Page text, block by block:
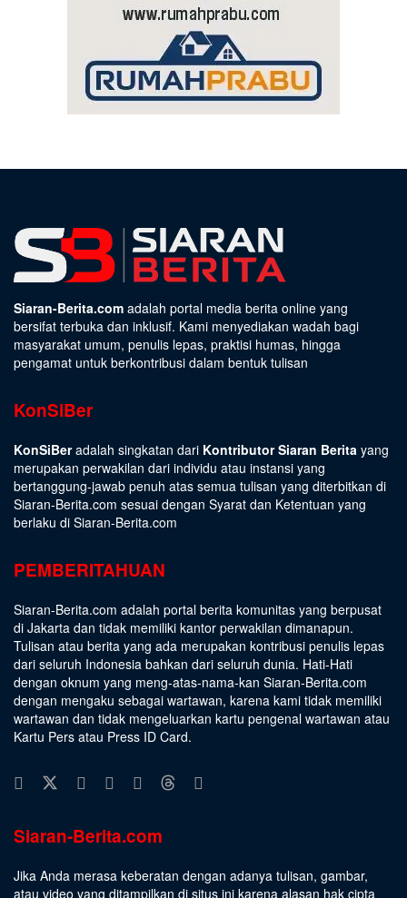
Siaran-Berita.com adalah portal media berita online yang
bersifat terbuka dan inklusif. Kami menyediakan wadah bagi
masyarakat umum, penulis lepas, praktisi humas, hingga
pengamat untuk berkontribusi dalam bentuk tulisan
KonSiBer
KonSiBeradalah singkatan dari Kontributor Siaran Berita yang
merupakan perwakilan dari individu atau instansi yang
bertanggung-jawab penuh atas semua tulisan yang diterbitkan di
Siaran-Berita.com sesuai dengan Syarat dan Ketentuan yang
berlaku di Siaran-Berita.com
PEMBERITAHUAN
Siaran-Berita.com adalah portal berita komunitas yang berpusat
di Jakarta dan tidak memiliki kantor perwakilan dimanapun.
Tulisan atau berita yang ada merupakan kontribusi penulis lepas
dari seluruh Indonesia bahkan dari seluruh dunia. Hati-Hati
dengan oknum yang meng-atas-nama-kan Siaran-Berita.com
dengan mengaku sebagai wartawan, karena kami tidak memiliki
wartawan dan tidak mengeluarkan kartu pengenal wartawan atau
Kartu Pers atau Press ID Card.
Siaran-Berita.com
Jika Anda merasa keberatan dengan adanya tulisan, gambar,
atau video yang ditampilkan di situs ini karena alasan hak cipta